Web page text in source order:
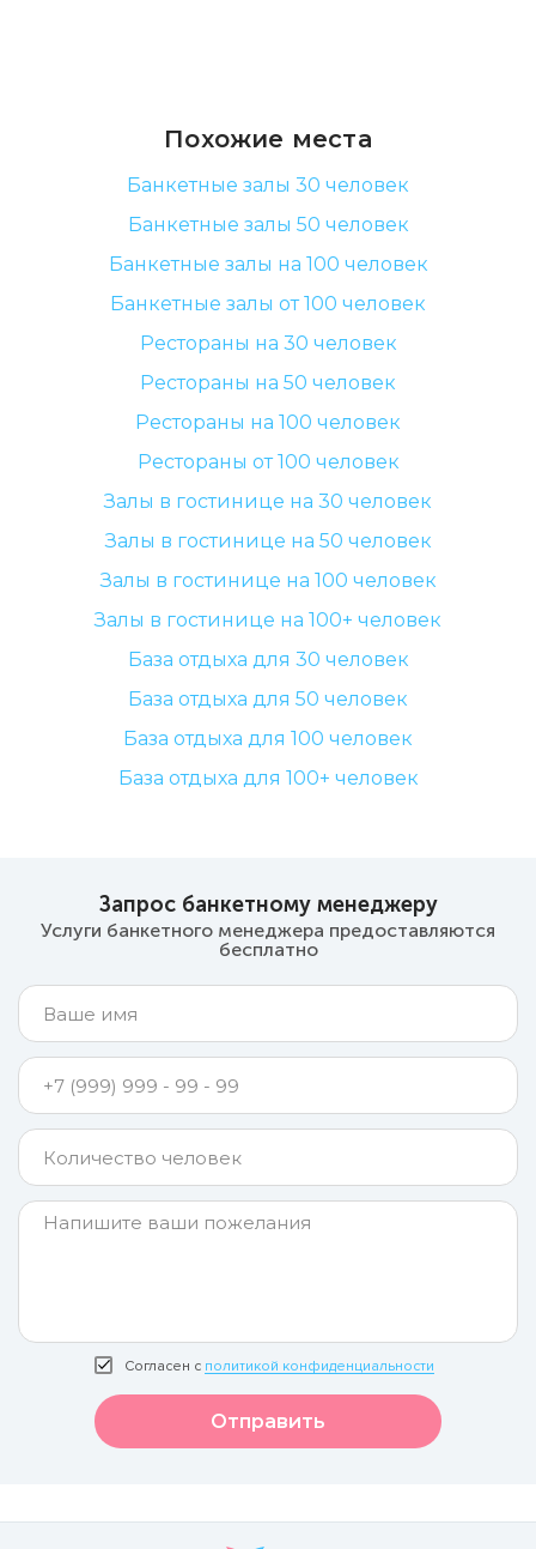
Похожие места
Банкетные залы 30 человек
Банкетные залы 50 человек
Банкетные залы на 100 человек
Банкетные залы от 100 человек
Рестораны на 30 человек
Рестораны на 50 человек
Рестораны на 100 человек
Рестораны от 100 человек
Залы в гостинице на 30 человек
Залы в гостинице на 50 человек
Залы в гостинице на 100 человек
Залы в гостинице на 100+ человек
База отдыха для 30 человек
База отдыха для 50 человек
База отдыха для 100 человек
База отдыха для 100+ человек
Запрос банкетному менеджеру
Услуги банкетного менеджера предоставляются
бесплатно
Согласен с политикой конфиденциальности
Отправить